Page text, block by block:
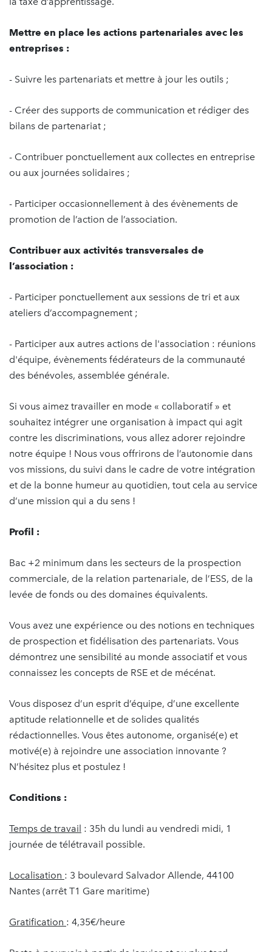
Mettre en place les actions partenariales avec les
entreprises :
- Suivre les partenariats et mettre à jour les outils ;
- Créer des supports de communication et rédiger des
bilans de partenariat ;
- Contribuer ponctuellement aux collectes en entreprise
ou aux journées solidaires ;
- Participer occasionnellement à des évènements de
promotion de l’action de l’association.
Contribuer aux activités transversales de
l’association :
- Participer ponctuellement aux sessions de tri et aux
ateliers d’accompagnement ;
- Participer aux autres actions de l'association : réunions
d'équipe, évènements fédérateurs de la communauté
des bénévoles, assemblée générale.
Si vous aimez travailler en mode « collaboratif » et
souhaitez intégrer une organisation à impact qui agit
contre les discriminations, vous allez adorer rejoindre
notre équipe ! Nous vous offrirons de l’autonomie dans
vos missions, du suivi dans le cadre de votre intégration
et de la bonne humeur au quotidien, tout cela au service
d’une mission qui a du sens !
Profil :
Bac +2 minimum dans les secteurs de la prospection
commerciale, de la relation partenariale, de l’ESS, de la
levée de fonds ou des domaines équivalents.
Vous avez une expérience ou des notions en techniques
de prospection et fidélisation des partenariats. Vous
démontrez une sensibilité au monde associatif et vous
connaissez les concepts de RSE et de mécénat.
Vous disposez d’un esprit d’équipe, d’une excellente
aptitude relationnelle et de solides qualités
rédactionnelles. Vous êtes autonome, organisé(e) et
motivé(e) à rejoindre une association innovante ?
N’hésitez plus et postulez !
Conditions :
Temps de travail : 35h du lundi au vendredi midi, 1
journée de télétravail possible.
Localisation : 3 boulevard Salvador Allende, 44100
Nantes (arrêt T1 Gare maritime)
Gratification : 4,35€/heure